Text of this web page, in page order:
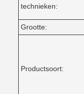
technieken:
Grootte:
Productsoort: